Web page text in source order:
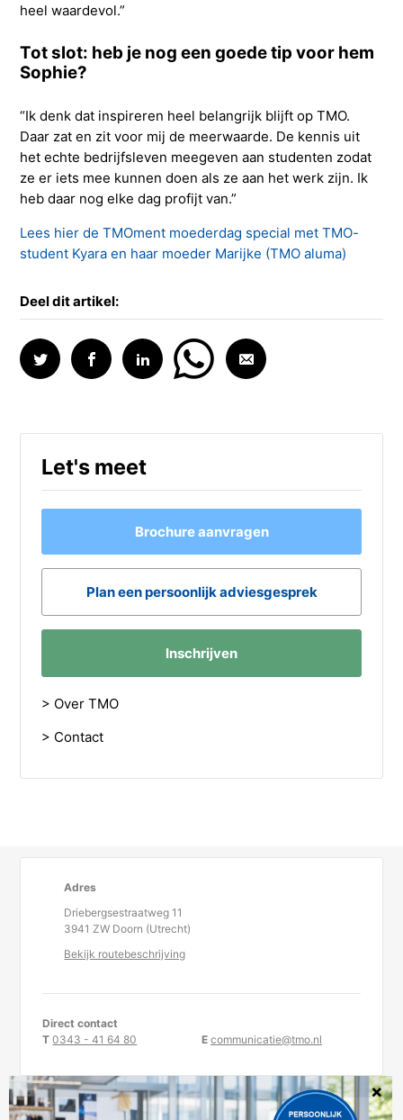
heel waardevol.”
Tot slot: heb je nog een goede tip voor hem
Sophie?
“Ik denk dat inspireren heel belangrijk blijft op TMO.
Daar zat en zit voor mij de meerwaarde. De kennis uit
het echte bedrijfsleven meegeven aan studenten zodat
ze er iets mee kunnen doen als ze aan het werk zijn. Ik
heb daar nog elke dag profijt van.”
Lees hier de TMOment moederdag special met TMO-
student Kyara en haar moeder Marijke (TMO aluma)
Deel dit artikel:
Let's meet
Brochure aanvragen
Plan een persoonlijk adviesgesprek
Inschrijven
> Over TMO
> Contact
Adres
Driebergsestraatweg 11
3941 ZW Doorn (Utrecht)
Bekijk routebeschrijving
Direct contact
T0343 - 41 64 80 E communicatie@tmo.nl